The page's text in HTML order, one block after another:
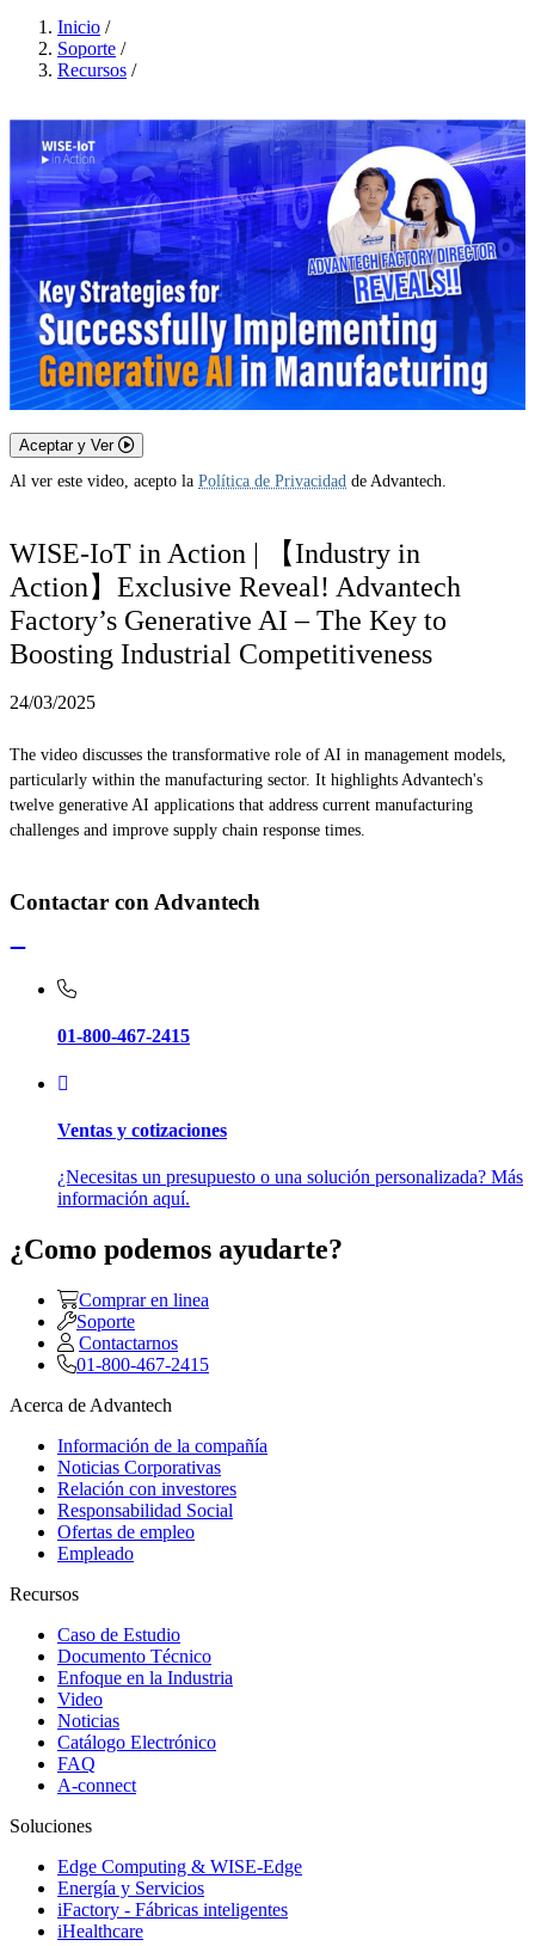
Inicio /
Soporte /
Recursos /
Aceptar y Ver
Al ver este video, acepto la Política de Privacidad de Advantech.
WISE-IoT in Action | 【Industry in
Action】Exclusive Reveal! Advantech
Factory’s Generative AI – The Key to
Boosting Industrial Competitiveness
24/03/2025
The video discusses the transformative role of AI in management models,
particularly within the manufacturing sector. It highlights Advantech's
twelve generative AI applications that address current manufacturing
challenges and improve supply chain response times.
Contactar con Advantech
01-800-467-2415
Ventas y cotizaciones
¿Necesitas un presupuesto o una solución personalizada? Más
información aquí.
¿Como podemos ayudarte?
Comprar en linea
Soporte
Contactarnos
01-800-467-2415
Acerca de Advantech
Información de la compañía
Noticias Corporativas
Relación con investores
Responsabilidad Social
Ofertas de empleo
Empleado
Recursos
Caso de Estudio
Documento Técnico
Enfoque en la Industria
Video
Noticias
Catálogo Electrónico
FAQ
A-connect
Soluciones
Edge Computing & WISE-Edge
Energía y Servicios
iFactory - Fábricas inteligentes
iHealthcare